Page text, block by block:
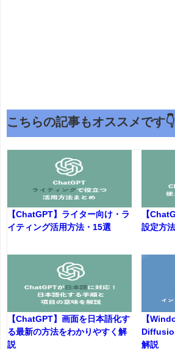
こちらの記事もオススメです👇
【ChatGPT】ライター向け・ラ
イティング活用方法・15選
【
設定方
【ChatGPT】画面を日本語化す
る最新の方法をわかりやすく解
説
【
解説